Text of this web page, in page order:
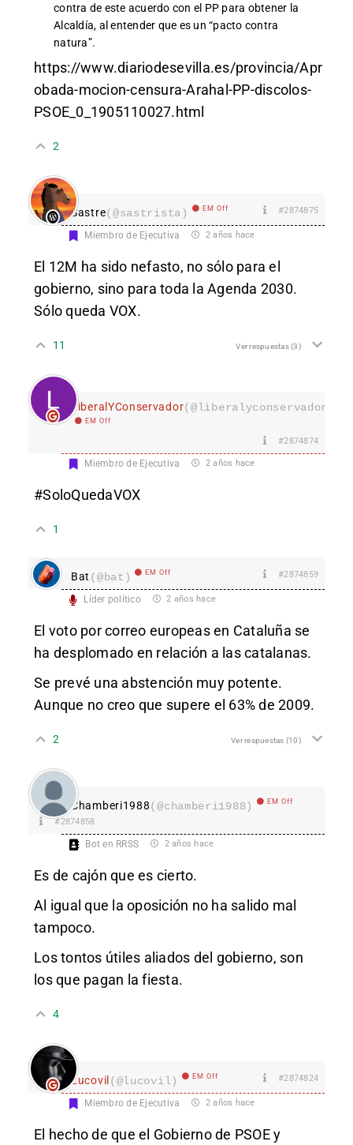
contra de este acuerdo con el PP para obtener la
Alcaldía, al entender que es un “pacto contra
natura”.
https://www.diariodesevilla.es/provincia/Apr
obada-mocion-censura-Arahal-PP-discolos-
PSOE_0_1905110027.html
2
Sastre(@sastrista) EM Off #2874875
Miembro de Ejecutiva 2 años hace
El 12M ha sido nefasto, no sólo para el
gobierno, sino para toda la Agenda 2030.
Sólo queda VOX.
11 Ver respuestas(3)
LiberalYConservador
EM Off
#2874874
Miembro de Ejecutiva 2 años hace
#SoloQuedaVOX
1
Bat (@bat) EM Off #2874859
Líder político 2 años hace
El voto por correo europeas en Cataluña se
ha desplomado en relación a las catalanas.
Se prevé una abstención muy potente.
Aunque no creo que supere el 63% de 2009.
2 Ver respuestas (10)
Chamberi1988(@chamberi1988) EM Off
#2874858
Bot en RRSS 2 años hace
Es de cajón que es cierto.
Al igual que la oposición no ha salido mal
tampoco.
Los tontos útiles aliados del gobierno, son
los que pagan la fiesta.
4
Lucovil (@lucovil) EM Off #2874824
Miembro de Ejecutiva 2 años hace
El hecho de que el Gobierno de PSOE y